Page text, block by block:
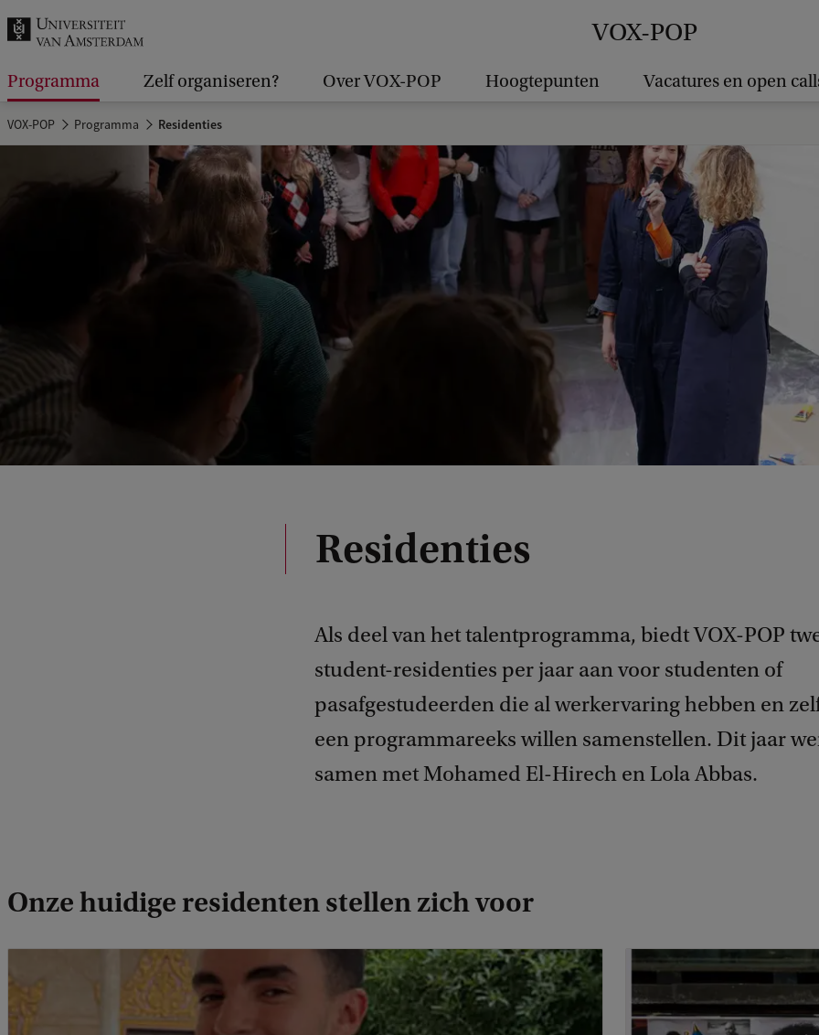
VOX-POP
.
Programma Zelf organiseren? Over VOX-POP Hoogtepunten Vacatures en open
VOX-POP Programma Residenties
Residenties
Als deel van het talentprogramma, biedt VOX-POP
student-residenties per jaar aan voor studenten of
pasafgestudeerden die al werkervaring hebben en
een programmareeks willen samenstellen. Dit jaar
samen met Mohamed El-Hirech en Lola Abbas.
Onze huidige residenten stellen zich voor